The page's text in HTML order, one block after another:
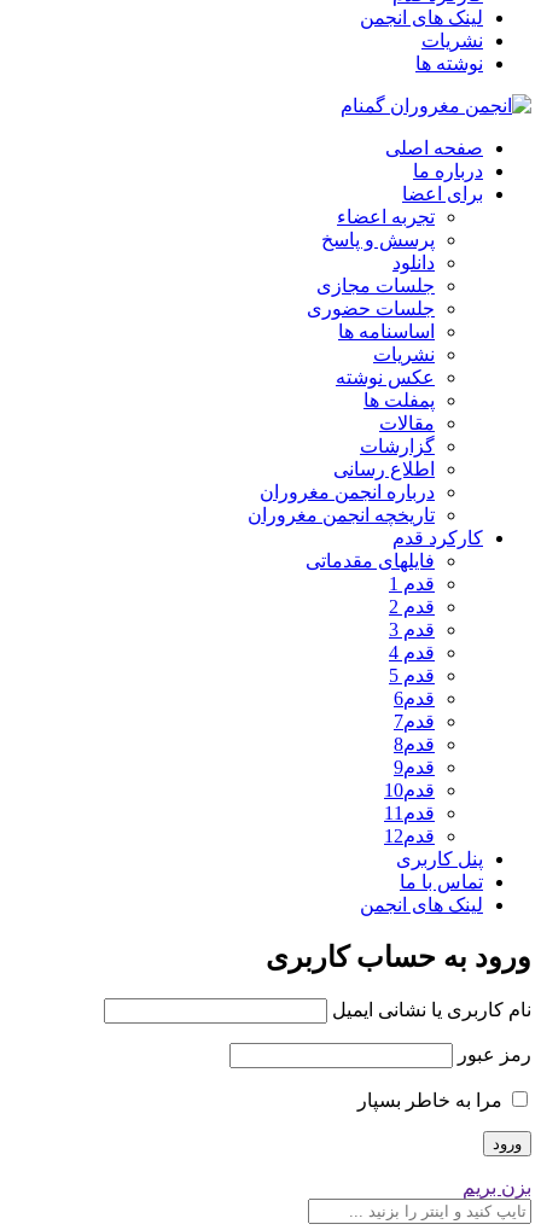
لینک های انجمن
نشریات
نوشته ها
صفحه اصلی
درباره ما
برای اعضا
تجربه اعضاء
پرسش و پاسخ
دانلود
جلسات مجازی
جلسات حضوری
اساسنامه ها
نشریات
عکس نوشته
پمفلت ها
مقالات
گزارشات
اطلاع رسانی
درباره انجمن مغروران
تاریخچه انجمن مغروران
کارکرد قدم
فایلهای مقدماتی
قدم 1
قدم 2
قدم 3
قدم 4
قدم 5
قدم6
قدم7
قدم8
قدم9
قدم10
قدم11
قدم12
پنل کاربری
تماس با ما
لینک های انجمن
ورود به حساب کاربری
نام کاربری یا نشانی ایمیل
رمز عبور
مرا به خاطر بسپار
بزن بریم